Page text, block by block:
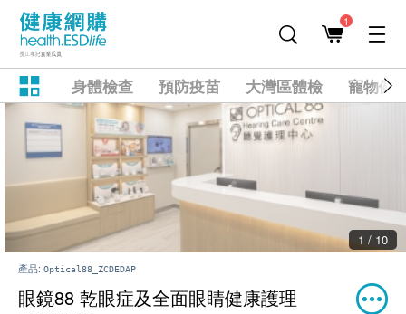
1
身體檢查 預防疫苗 大灣區體檢 寵物健
2 / 10
產品: Optical88_ZCDEDAP
眼鏡88 乾眼症及全面眼睛健康護理